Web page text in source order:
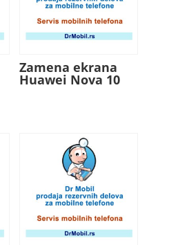
Zamena ekrana
Huawei Nova 10